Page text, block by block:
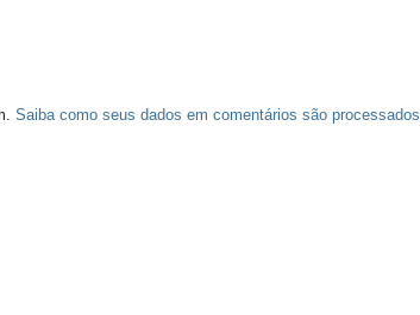
Saiba como seus dados em comentários são processados